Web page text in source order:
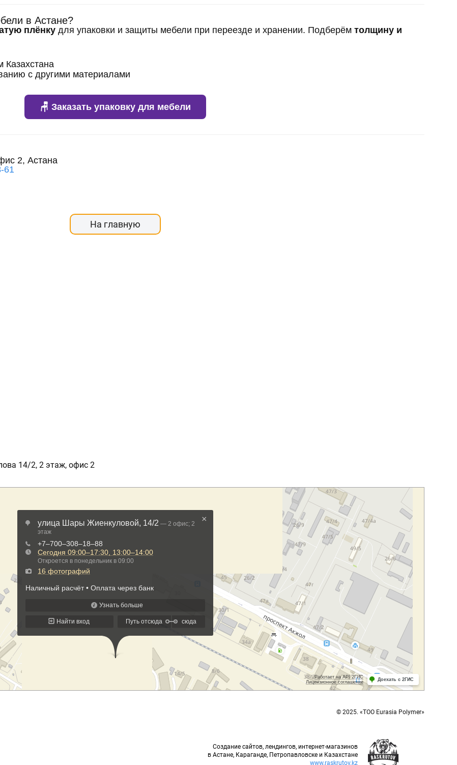
в Астане?
плёнку для упаковки и защиты мебели при переезде и хранении. Подберём толщину и
Казахстана
с другими материалами
🪑 Заказать упаковку для мебели
2, Астана
61
На главную
14/2, 2 этаж, офис 2
© 2025. «ТОО Eurasia Polymer»
Создание сайтов, лендингов, интернет-магазинов
в Астане, Караганде, Петропавловске и Казахстане
www.raskrutov.kz